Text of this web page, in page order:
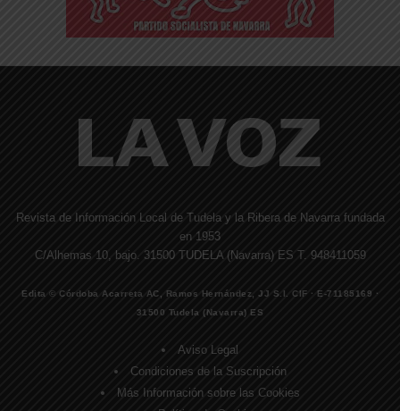
Revista de Información Local de Tudela y la Ribera de Navarra fundada
en 1953
C/Alhemas 10, bajo. 31500 TUDELA (Navarra) ES T. 948411059
Edita © Córdoba Acarreta AC, Ramos Hernández, JJ S.I. CIF · E-71185169 ·
31500 Tudela (Navarra) ES
Aviso Legal
Condiciones de la Suscripción
Más Información sobre las Cookies